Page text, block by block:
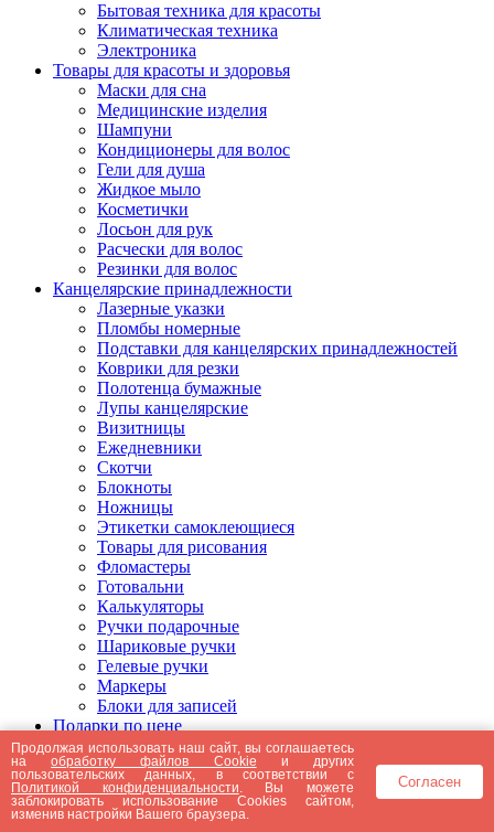
Бытовая техника для красоты
Климатическая техника
Электроника
Товары для красоты и здоровья
Маски для сна
Медицинские изделия
Шампуни
Кондиционеры для волос
Гели для душа
Жидкое мыло
Косметички
Лосьон для рук
Расчески для волос
Резинки для волос
Канцелярские принадлежности
Лазерные указки
Пломбы номерные
Подставки для канцелярских принадлежностей
Коврики для резки
Полотенца бумажные
Лупы канцелярские
Визитницы
Ежедневники
Скотчи
Блокноты
Ножницы
Этикетки самоклеющиеся
Товары для рисования
Фломастеры
Готовальни
Калькуляторы
Ручки подарочные
Шариковые ручки
Гелевые ручки
Маркеры
Блоки для записей
Подарки по цене
Подарки от 5000 рублей
Подарки до 5000 рублей
Подарки до 3000 рублей
Подарки до 2000 рублей
Подарки до 1000 рублей
Продолжая использовать наш сайт, вы соглашаетесь
наобработку файлов Cookie и других
пользовательских данных, в соответствии с
Политикой конфиденциальности . Вы можете
заблокировать использование Cookies сайтом,
изменив настройки Вашего браузера.
Согласен